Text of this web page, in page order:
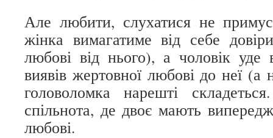
Але любити, слухатися не
жінка вимагатиме від себе
любові від нього), а чоловік уде
виявів жертовної любові до неї (а
головоломка нарешті
спільнота, де двоє мають
любові.